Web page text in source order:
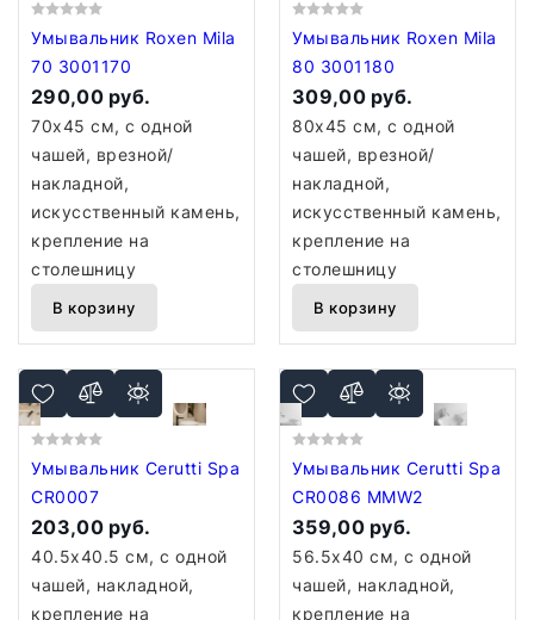
Умывальник Roxen Mila
70 3001170
290,00 руб.
70x45 см, с одной
чашей, врезной/
накладной,
искусственный камень,
крепление на
столешницу
В корзину
Умывальник Roxen Mila
80 3001180
309,00 руб.
80x45 см, с одной
чашей, врезной/
накладной,
искусственный камень,
крепление на
столешницу
В корзину
Умывальник Cerutti Spa
CR0007
203,00 руб.
40.5x40.5 см, с одной
чашей, накладной,
крепление на
Умывальник Cerutti Spa
CR0086 MMW2
359,00 руб.
56.5x40 см, с одной
чашей, накладной,
крепление на